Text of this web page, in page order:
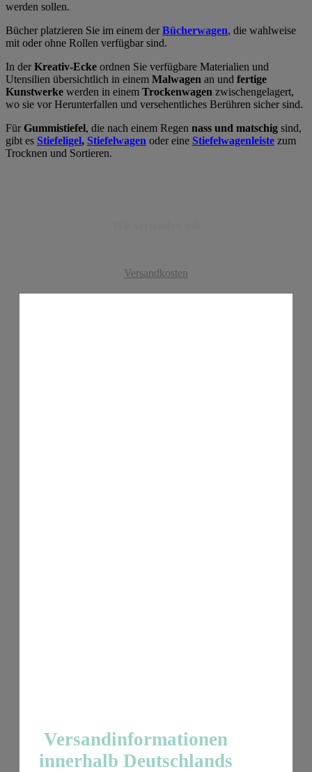
werden sollen.
Bücher platzieren Sie im einem der Bücherwagen, die wahlweise
mit oder ohne Rollen verfügbar sind.
In der Kreativ-Ecke ordnen Sie verfügbare Materialien und
Utensilien übersichtlich in einem Malwagen an und fertige
Kunstwerke werden in einem Trockenwagen zwischengelagert,
wo sie vor Herunterfallen und versehentliches Berühren sicher sind.
Für Gummistiefel, die nach einem Regen nass und matschig sind,
gibt es Stiefeligel, Stiefelwagen oder eine Stiefelwagenleiste zum
Trocknen und Sortieren.
Versandkosten
Versandinformationen
innerhalb Deutschlands